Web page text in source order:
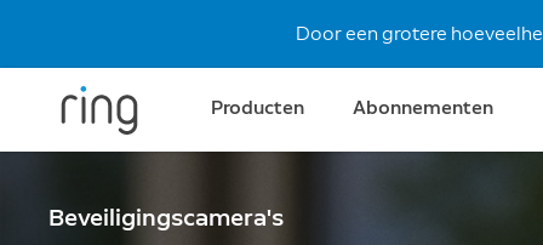
Door een grotere
Producten Abonnementen
Beveiligingscamera's